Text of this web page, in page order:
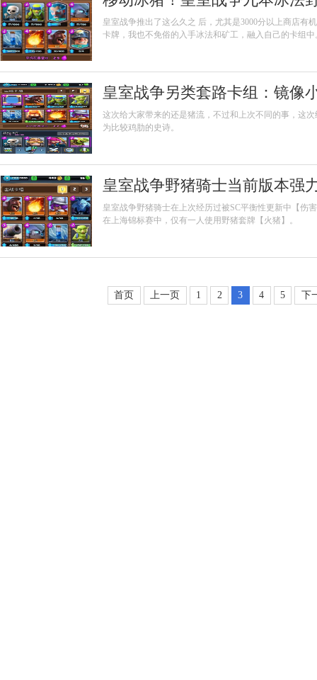
皇室战争推出了这么久之 ​​后，尤其是3000分以上商店有
卡牌，我也不免俗的入手冰法和矿工，融入自己的卡组中
皇室战争另类套路卡组：镜像
这次给大家带来的还是猪流，不过和上次不同的事，这
为比较鸡肋的史诗。
皇室战争野猪骑士当前版本强
皇室战争野猪骑士在上次经历过被SC平衡性更新中【伤
在上海锦标赛中，仅有一人使用野猪套牌【火猪】。
首页 上一页 1 2 3 4 5 下